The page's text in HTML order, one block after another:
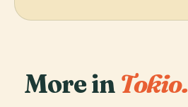
More in Tokio.